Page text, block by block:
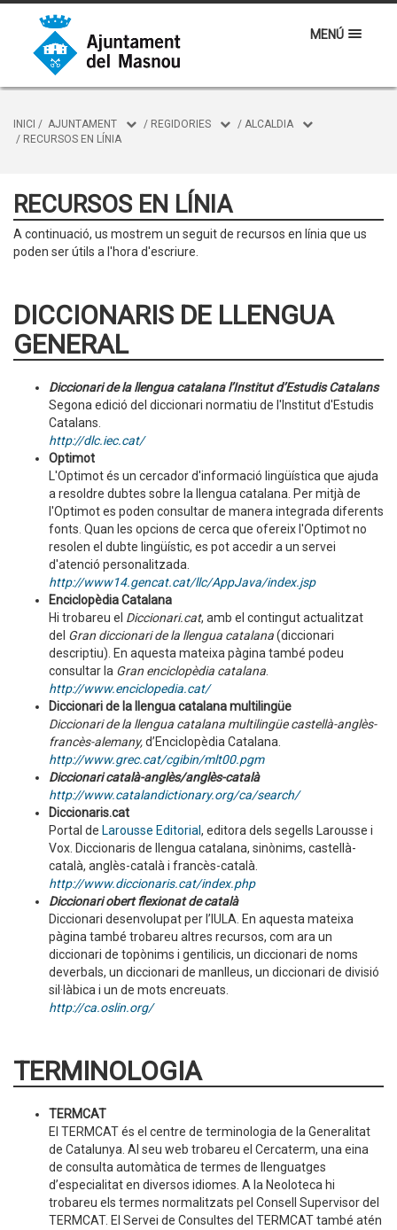
MENÚ
INICI / AJUNTAMENT / REGIDORIES / ALCALDIA
/ RECURSOS EN LÍNIA
RECURSOS EN LÍNIA
A continuació, us mostrem un seguit de recursos en línia que us
poden ser útils a l'hora d'escriure.
DICCIONARIS DE LLENGUA
GENERAL
Diccionari de la llengua catalana l’Institut d’Estudis Catalans
Segona edició del diccionari normatiu de l'Institut d'Estudis
Catalans.
http://dlc.iec.cat/
Optimot
L'Optimot és un cercador d'informació lingüística que ajuda
a resoldre dubtes sobre la llengua catalana. Per mitjà de
l'Optimot es poden consultar de manera integrada diferents
fonts. Quan les opcions de cerca que ofereix l'Optimot no
resolen el dubte lingüístic, es pot accedir a un servei
d'atenció personalitzada.
http://www14.gencat.cat/llc/AppJava/index.jsp
Enciclopèdia Catalana
Hi trobareu el Diccionari.cat, amb el contingut actualitzat
del Gran diccionari de la llengua catalana(diccionari
descriptiu). En aquesta mateixa pàgina també podeu
consultar la Gran enciclopèdia catalana
http://www.enciclopedia.cat/
Diccionari de la llengua catalana multilingüe
Diccionari de la llengua catalana multilingüe castellà-anglès-
francès-alemany,d’Enciclopèdia Catalana.
http://www.grec.cat/cgibin/mlt00.pgm
Diccionari català-anglès/anglès-català
http://www.catalandictionary.org/ca/search/
Diccionaris.cat
Portal de Larousse Editorial , editora dels segells Larousse i
Vox. Diccionaris de llengua catalana, sinònims, castellà-
català, anglès-català i francès-català.
http://www.diccionaris.cat/index.php
Diccionari obert flexionat de català
Diccionari desenvolupat per l’IULA. En aquesta mateixa
pàgina també trobareu altres recursos, com ara un
diccionari de topònims i gentilicis, un diccionari de noms
deverbals, un diccionari de manlleus, un diccionari de divisió
sil·làbica i un de mots encreuats.
http://ca.oslin.org/
TERMINOLOGIA
TERMCAT
El TERMCAT és el centre de terminologia de la Generalitat
de Catalunya. Al seu web trobareu el Cercaterm, una eina
de consulta automàtica de termes de llenguatges
d’especialitat en diversos idiomes. A la Neoloteca hi
trobareu els termes normalitzats pel Consell Supervisor del
TERMCAT. El Servei de Consultes del TERMCAT també atén